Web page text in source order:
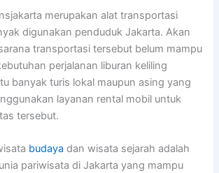
merupakan alat transportasi
digunakan penduduk Jakarta. Akan
transportasi tersebut belum mampu
perjalanan liburan keliling
banyak turis lokal maupun asing yang
layanan rental mobil untuk
tersebut.
budaya dan wisata sejarah adalah
pariwisata di Jakarta yang mampu